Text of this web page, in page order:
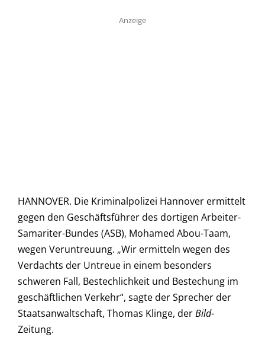
Anzeige
HANNOVER. Die Kriminalpolizei Hannover ermittelt
gegen den Geschäftsführer des dortigen Arbeiter-
Samariter-Bundes (ASB), Mohamed Abou-Taam,
wegen Veruntreuung. „Wir ermitteln wegen des
Verdachts der Untreue in einem besonders
schweren Fall, Bestechlichkeit und Bestechung im
geschäftlichen Verkehr“, sagte der Sprecher der
Staatsanwaltschaft, Thomas Klinge, derBild-
Zeitung.